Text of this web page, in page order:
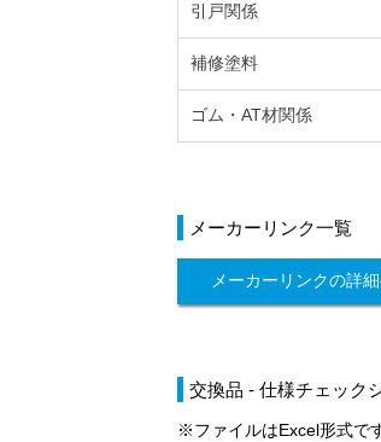
引戸関係
補修塗料
ゴム・AT材関係
メーカーリンク一覧
メーカーリンクの詳
交換品 - 仕様チェック
※ファイルはExcel形式です